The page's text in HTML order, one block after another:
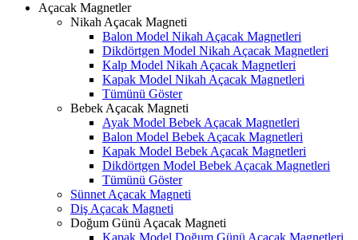
Açacak Magnetler
Nikah Açacak Magneti
Balon Model Nikah Açacak Magnetleri
Dikdörtgen Model Nikah Açacak Magnetleri
Kalp Model Nikah Açacak Magnetleri
Kapak Model Nikah Açacak Magnetleri
Tümünü Göster
Bebek Açacak Magneti
Ayak Model Bebek Açacak Magnetleri
Balon Model Bebek Açacak Magnetleri
Kapak Model Bebek Açacak Magnetleri
Dikdörtgen Model Bebek Açacak Magnetleri
Tümünü Göster
Sünnet Açacak Magneti
Diş Açacak Magneti
Doğum Günü Açacak Magneti